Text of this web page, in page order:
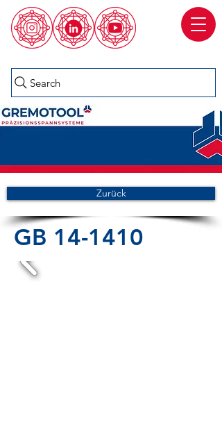
Search
Zurück
GB 14-1410